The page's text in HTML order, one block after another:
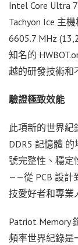
Intel Core Ultra
Tachyon Ice 主
6605.7 MHz
知名的
越的研發技術和
驗證極致效能
此項新的世界紀
DDR5 記憶體
號完整性、穩定
——從 PCB 設計
技愛好者和專業
Patriot Memory
頻率世界紀錄是